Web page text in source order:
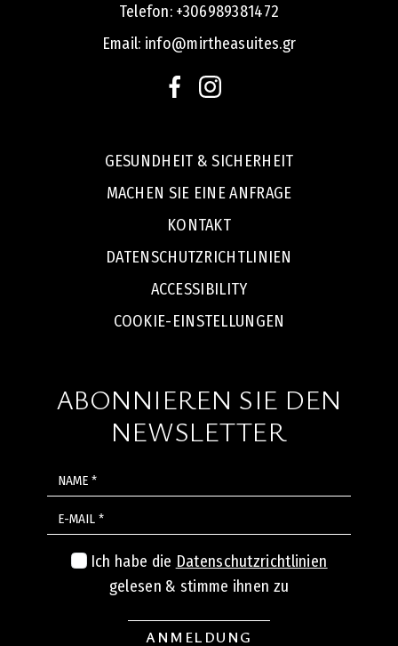
Telefon: +306989381472
Email: info@mirtheasuites.gr
GESUNDHEIT & SICHERHEIT
MACHEN SIE EINE ANFRAGE
KONTAKT
DATENSCHUTZRICHTLINIEN
ACCESSIBILITY
COOKIE-EINSTELLUNGEN
ABONNIEREN SIE DEN
NEWSLETTER
Ich habe die Datenschutzrichtlinien
gelesen & stimme ihnen zu
ANMELDUNG